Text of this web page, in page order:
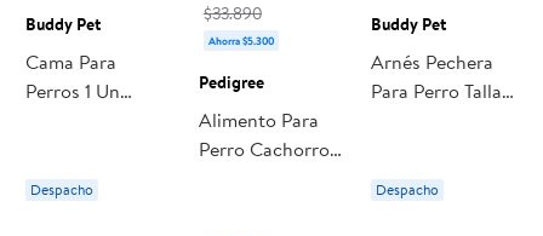
Buddy Pet
Cama Para
Perros 1 Un
Despacho
$33.890
Ahorra $5.300
Pedigree
Alimento Para
Perro Cachorro
Buddy Pet
Arnés Pechera
Para Perro Talla
Despacho